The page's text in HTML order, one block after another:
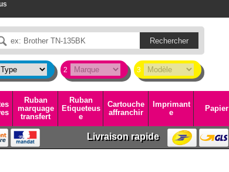
2 3
Ruban
marquage
transfert
Ruban
Etiqueteus
e
Cartouche
affranchir
Imprimant
e
Papier
Livraison rapide